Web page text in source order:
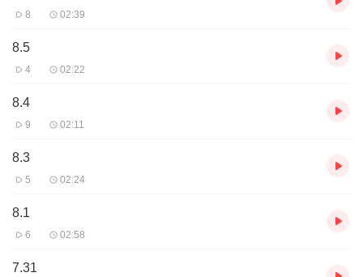
8 02:39
8.5
4 02:22
8.4
9 02:11
8.3
5 02:24
8.1
6 02:58
7.31